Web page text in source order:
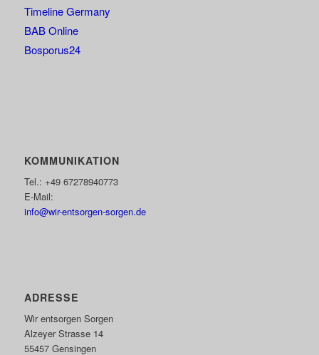
Timeline Germany
BAB Online
Bosporus24
KOMMUNIKATION
Tel.: +49 67278940773
E-Mail:
info@wir-entsorgen-sorgen.de
ADRESSE
Wir entsorgen Sorgen
Alzeyer Strasse 14
55457 Gensingen